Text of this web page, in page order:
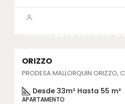
ORIZZO
Desde 33m² Hasta 55 m²
APARTAMENTO